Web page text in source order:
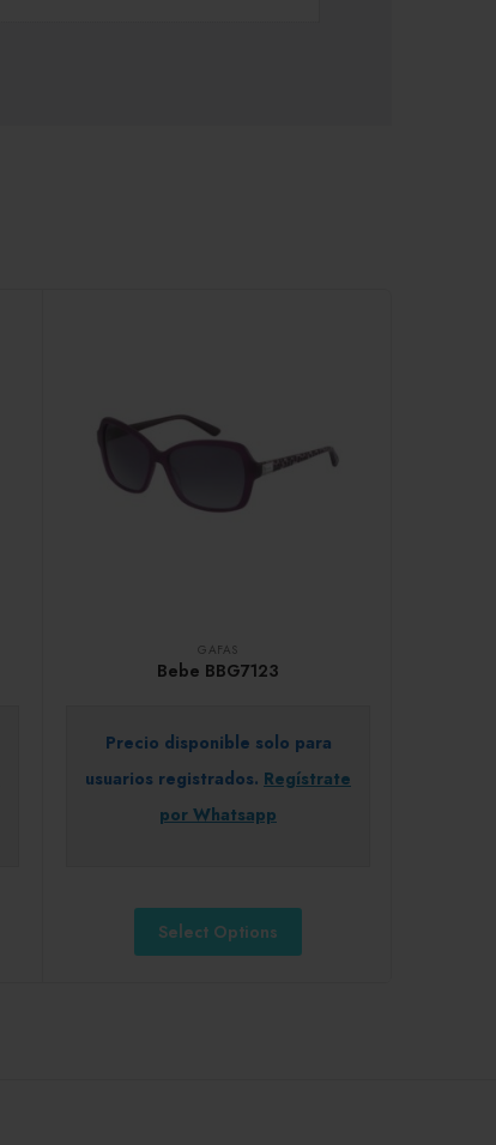
GAFAS
Bebe BBG7123
Precio disponible solo para
usuarios registrados. Regístrate
por Whatsapp
Select Options